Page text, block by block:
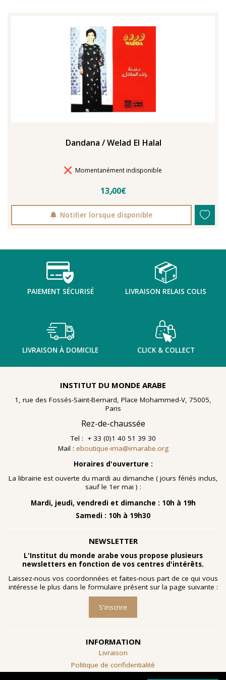
Dandana / Welad El Halal
Délais de livraison
Momentanément indisponible
13٫00€
Notifier lorsque disponible
PAIEMENT SÉCURISÉ LIVRAISON RELAIS COLIS
LIVRAISON À DOMICILE CLICK & COLLECT
INSTITUT DU MONDE ARABE
1, rue des Fossés-Saint-Bernard, Place Mohammed-V, 75005,
Paris
Rez-de-chaussée
Tel : + 33 (0)1 40 51 39 30
Mail : eboutique-ima@imarabe.org
Horaires d'ouverture :
La librairie est ouverte du mardi au dimanche ( jours fériés inclus,
sauf le 1er mai ) :
Mardi, jeudi, vendredi et dimanche : 10h à 19h
Samedi : 10h à 19h30
NEWSLETTER
L'Institut du monde arabe vous propose plusieurs
newsletters en fonction de vos centres d'intérêts.
Laissez-nous vos coordonnées et faites-nous part de ce qui vous
intéresse le plus dans le formulaire présent sur la page suivante :
S'inscrire
INFORMATION
Livraison
Politique de confidentialité